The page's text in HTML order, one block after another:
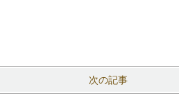
次の記事